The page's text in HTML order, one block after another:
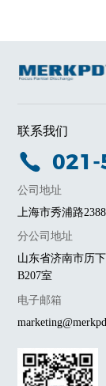
联系我们
公司地址
上海市秀浦路
分公司地址
山东省济南市历
B207室
电子邮箱